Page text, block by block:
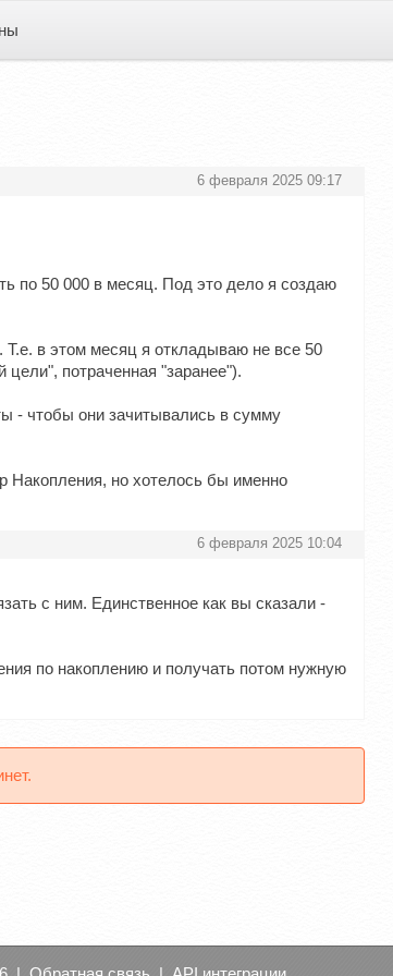
6 февраля 2025 09:17
по 50 000 в месяц. Под это дело я создаю
в этом месяц я откладываю не все 50
цели", потраченная "заранее").
- чтобы они зачитывались в сумму
Накопления, но хотелось бы именно
6 февраля 2025 10:04
с ним. Единственное как вы сказали -
по накоплению и получать потом нужную